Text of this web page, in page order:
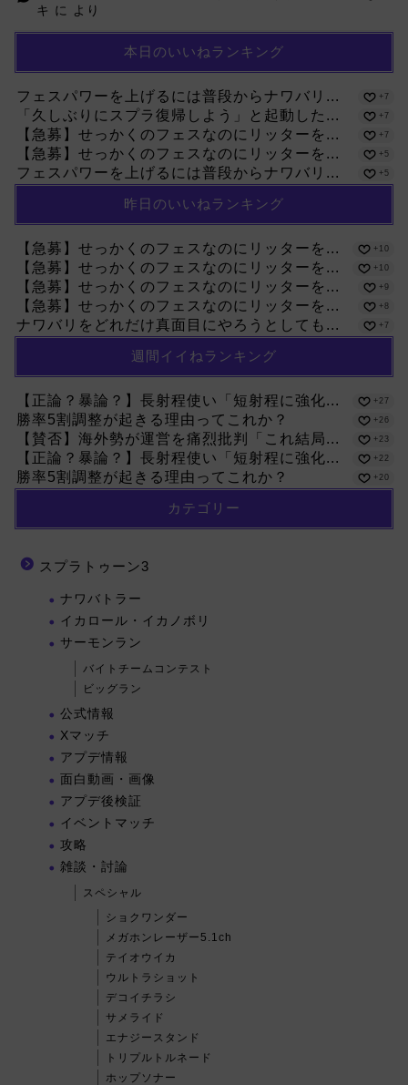
キ に より
本日のいいねランキング
フェスパワーを上げるには普段からナワバリ... +7
「久しぶりにスプラ復帰しよう」と起動した... +7
【急募】せっかくのフェスなのにリッターを... +7
【急募】せっかくのフェスなのにリッターを... +5
フェスパワーを上げるには普段からナワバリ... +5
昨日のいいねランキング
【急募】せっかくのフェスなのにリッターを... +10
【急募】せっかくのフェスなのにリッターを... +10
【急募】せっかくのフェスなのにリッターを... +9
【急募】せっかくのフェスなのにリッターを... +8
ナワバリをどれだけ真面目にやろうとしても... +7
週間イイねランキング
【正論？暴論？】長射程使い「短射程に強化... +27
勝率5割調整が起きる理由ってこれか？ +26
【賛否】海外勢が運営を痛烈批判「これ結局... +23
【正論？暴論？】長射程使い「短射程に強化... +22
勝率5割調整が起きる理由ってこれか？ +20
カテゴリー
スプラトゥーン3
ナワバトラー
イカロール・イカノボリ
サーモンラン
バイトチームコンテスト
ビッグラン
公式情報
Xマッチ
アプデ情報
面白動画・画像
アプデ後検証
イベントマッチ
攻略
雑談・討論
スペシャル
ショクワンダー
メガホンレーザー5.1ch
テイオウイカ
ウルトラショット
デコイチラシ
サメライド
エナジースタンド
トリプルトルネード
ホップソナー